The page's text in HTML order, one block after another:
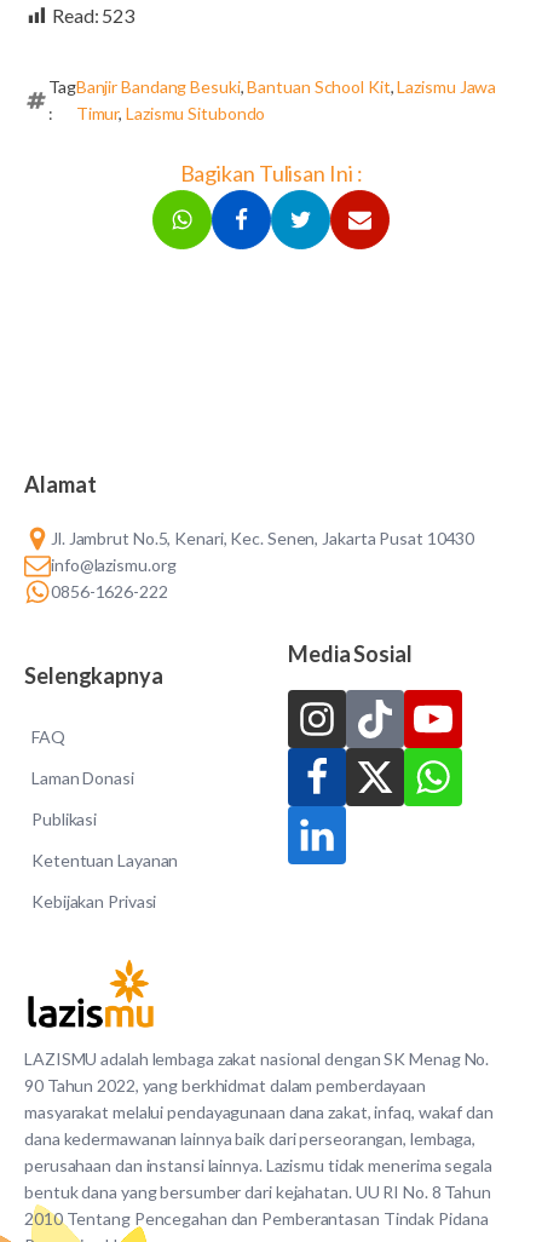
Read: 523
Tag
:
Banjir Bandang Besuki,Bantuan School Kit,Lazismu Jawa
Timur,Lazismu Situbondo
Bagikan Tulisan Ini :
LAZISMU adalah lembaga zakat nasional dengan SK Menag No.
90 Tahun 2022, yang berkhidmat dalam pemberdayaan
masyarakat melalui pendayagunaan dana zakat, infaq, wakaf dan
dana kedermawanan lainnya baik dari perseorangan, lembaga,
perusahaan dan instansi lainnya. Lazismu tidak menerima segala
bentuk dana yang bersumber dari kejahatan. UU RI No. 8 Tahun
2010 Tentang Pencegahan dan Pemberantasan Tindak Pidana
Alamat
Jl. Jambrut No.5, Kenari, Kec. Senen, Jakarta Pusat 10430
info@lazismu.org
0856-1626-222
Selengkapnya
FAQ
Laman Donasi
Publikasi
Ketentuan Layanan
Kebijakan Privasi
Media Sosial